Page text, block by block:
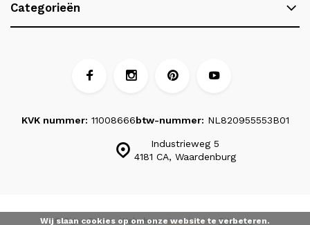
Categorieën
Industrieweg 5
4181 CA, Waardenburg
KVK nummer: 11008666btw-nummer: NL820955553B01
© Signa Stone- Webshop: Emarkable Sitemap
Wij slaan cookies op om onze website te verbeteren.